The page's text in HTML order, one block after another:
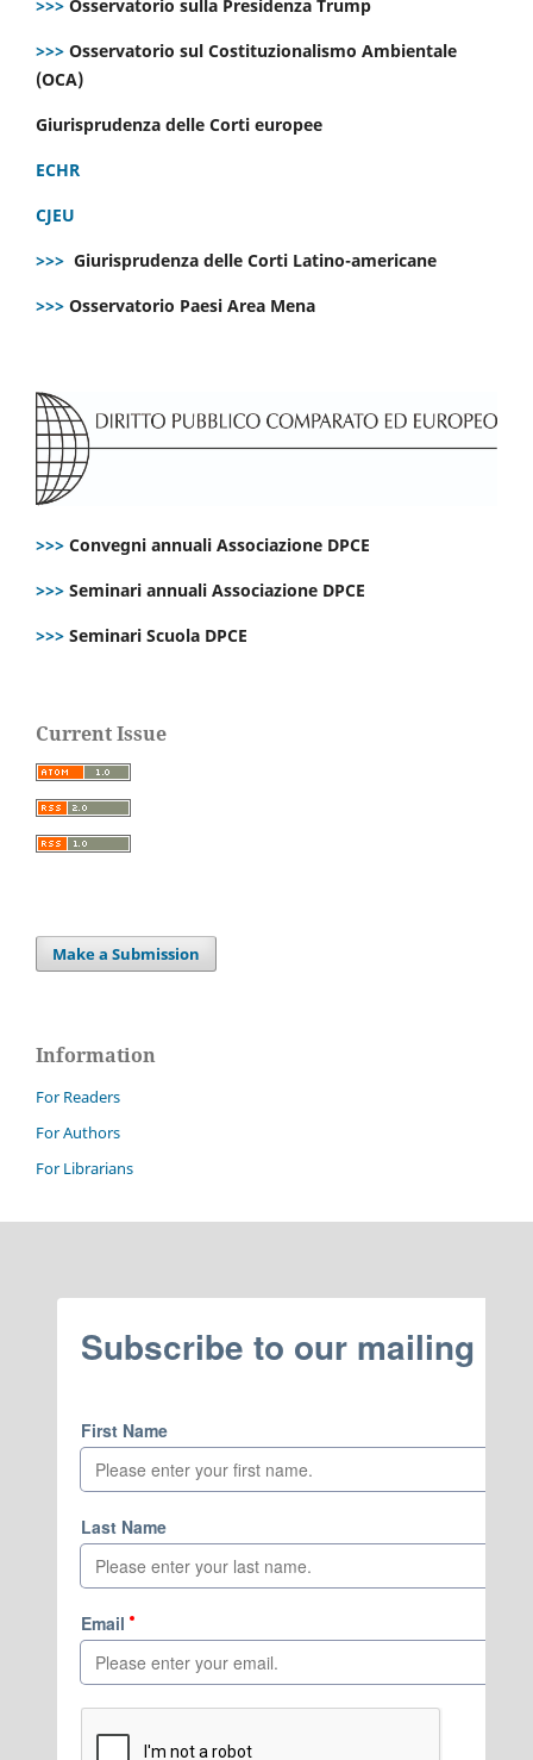
>>> Osservatorio sulla Presidenza Trump
>>> Osservatorio sul Costituzionalismo Ambientale
(OCA)
Giurisprudenza delle Corti europee
ECHR
CJEU
>>> Giurisprudenza delle Corti Latino-americane
>>> Osservatorio Paesi Area Mena
>>> Convegni annuali Associazione DPCE
>>> Seminari annuali Associazione DPCE
>>> Seminari Scuola DPCE
Current Issue
Make a Submission
Information
For Readers
For Authors
For Librarians